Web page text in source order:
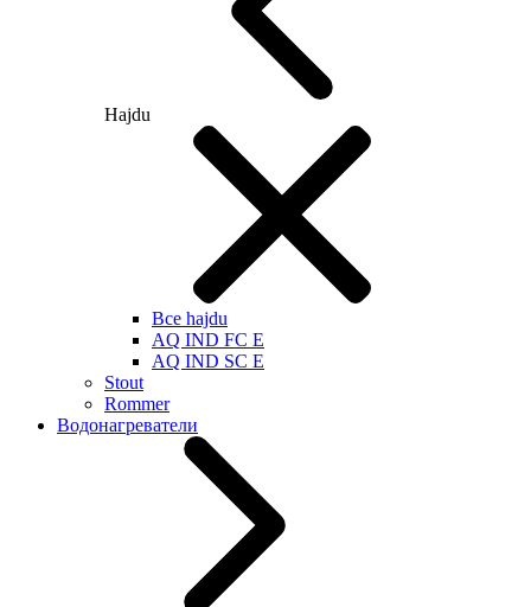
Hajdu
Все hajdu
AQ IND FC E
AQ IND SC E
Stout
Rommer
Водонагреватели